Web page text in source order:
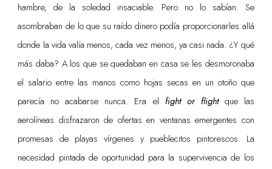
hambre, de la soledad insaciable. Pero no lo sabían. Se
asombraban de lo que su raído dinero podía proporcionarles allá
donde la vida valía menos, cada vez menos, ya casi nada. ¿Y qué
más daba? A los que se quedaban en casa se les desmoronaba
el salario entre las manos como hojas secas en un otoño que
parecía no acabarse nunca. Era el fight or flightque las
aerolíneas disfrazaron de ofertas en ventanas emergentes con
promesas de playas vírgenes y pueblecitos pintorescos. La
necesidad pintada de oportunidad para la supervivencia de los